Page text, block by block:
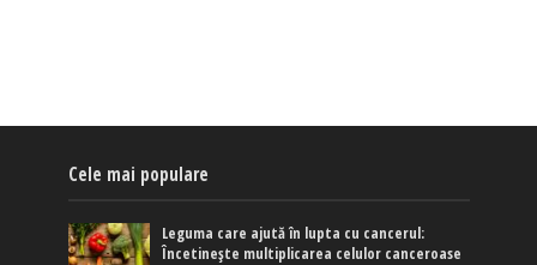
Cele mai populare
Leguma care ajută în lupta cu cancerul:
Încetinește multiplicarea celulor canceroase